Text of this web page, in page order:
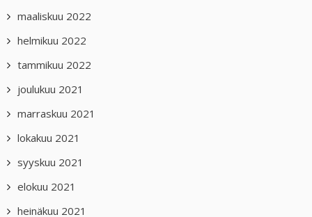
maaliskuu 2022
helmikuu 2022
tammikuu 2022
joulukuu 2021
marraskuu 2021
lokakuu 2021
syyskuu 2021
elokuu 2021
heinäkuu 2021